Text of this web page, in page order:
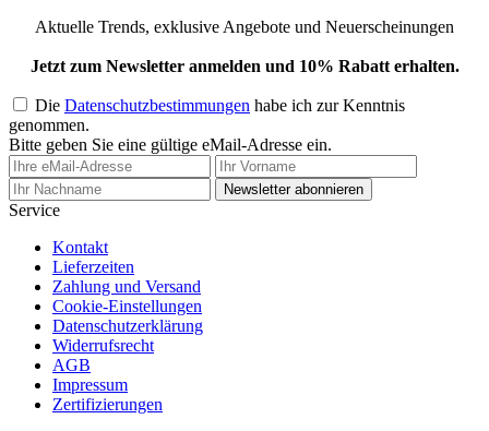
Aktuelle Trends, exklusive Angebote und Neuerscheinungen
Jetzt zum Newsletter anmelden und 10% Rabatt erhalten.
Die Datenschutzbestimmungen habe ich zur Kenntnis
genommen.
Bitte geben Sie eine gültige eMail-Adresse ein.
Newsletter abonnieren
Service
Kontakt
Lieferzeiten
Zahlung und Versand
Cookie-Einstellungen
Datenschutzerklärung
Widerrufsrecht
AGB
Impressum
Zertifizierungen